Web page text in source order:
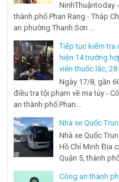
NinhThuậntoday
thành phố Phan Rang - Tháp
an phường Thanh Sơn ...
Tiếp tục kiểm tra
hiện 14 trường
viên thuốc lắc,
Ngày 17/8, gần
điều tra tội phạm về ma túy -
an thành phố Phan...
Nhà xe Quốc
Nhà xe Quốc
Hồ Chí Minh Địa
Quận 5, thành
Công an thành